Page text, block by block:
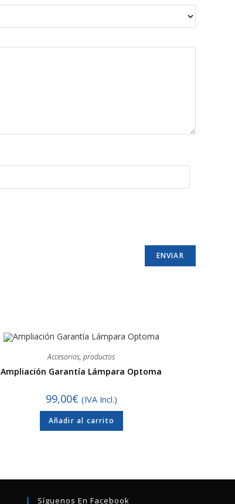
Accesorios,productos
Ampliación Garantía Lámpara Optoma
99,00€ (IVA Incl.)
Añadir al carrito
Síguenos En Facebook